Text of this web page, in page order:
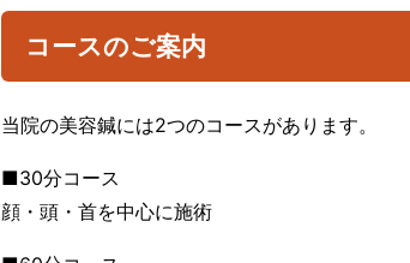
コースのご案内
当院の美容鍼には2つのコースがあります。
■30分コース
顔・頭・首を中心に施術